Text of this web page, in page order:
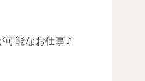
可能なお仕事♪